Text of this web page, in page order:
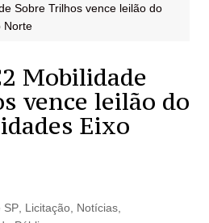
Sobre Trilhos vence leilão do
Norte
Mobilidade
vence leilão do
Eixo
SP, Licitação, Notícias,